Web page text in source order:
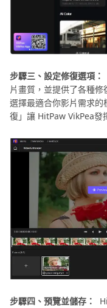
步驟三、設定修復選項：
片畫質，並提供了各種修
選擇最適合你影片需求
復」讓 HitPaw VikPea發
步驟四、預覽並儲存：